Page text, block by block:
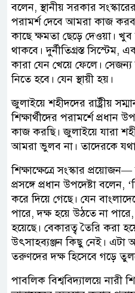
বলেন, স্থানীয় সরকার
পরামর্শ দেবে আমরা কাজ
কাছে ক্ষমতা ছেড়ে দেওয়া।
থাকবে। দুর্নীতিগ্রস্ত সিস্টেম,
কারা যেন খেয়ে ফেলে।
নিতে হবে। যেন স্থায়ী হয়।
জুলাইয়ে শহীদদের রাষ্ট্রীয়
শিক্ষার্থীদের পরামর্শে প্রধান
কাজ করছি। জুলাইয়ে যারা
আমরা ভুলব না। তাদেরকে
শিক্ষাক্ষেত্রে সংস্কার
প্রসঙ্গে প্রধান উপদেষ্টা বলেন,
করে দিয়ে গেছে। যেন
পারে, দক্ষ হয়ে উঠতে না
হয়েছে। বেকারত্ব তৈরি করা
উৎসাহব্যঞ্জন কিছু নেই। এটা
তরুণদের দক্ষ হিসেবে গড়ে
পাবলিক বিশ্ববিদ্যালয়ে নারী